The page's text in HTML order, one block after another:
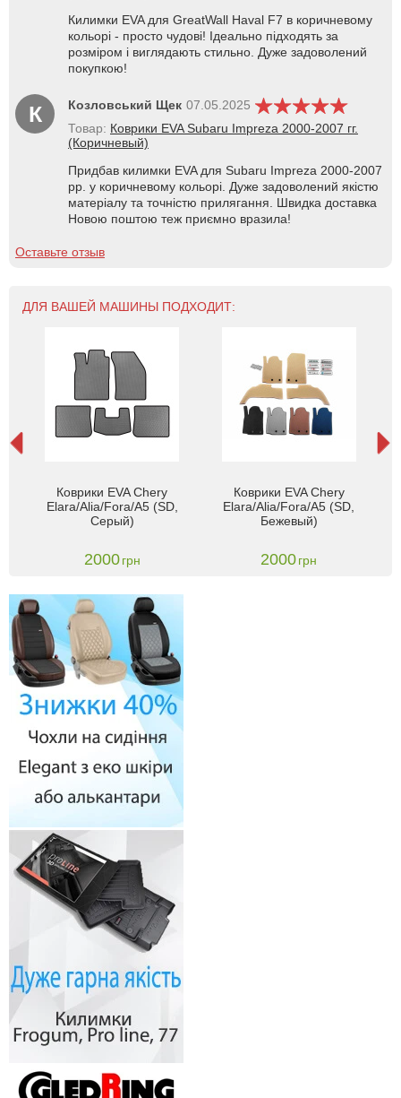
Килимки EVA для GreatWall Haval F7 в коричневому
кольорі - просто чудові! Ідеально підходять за
розміром і виглядають стильно. Дуже задоволений
покупкою!
К Козловський Щек 07.05.2025
Товар: Коврики EVA Subaru Impreza 2000-2007 гг.
(Коричневый)
Придбав килимки EVA для Subaru Impreza 2000-2007
рр. у коричневому кольорі. Дуже задоволений якістю
матеріалу та точністю прилягання. Швидка доставка
Новою поштою теж приємно вразила!
Оставьте отзыв
ДЛЯ ВАШЕЙ МАШИНЫ ПОДХОДИТ:
Коврики EVA Chery
Elara/Alia/Fora/A5 (SD,
Серый)
2000 грн
Коврики EVA Chery
Elara/Alia/Fora/A5 (SD,
Бежевый)
2000грн